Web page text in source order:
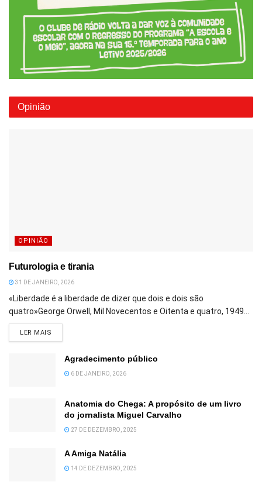
Opinião
OPINIÃO
Futurologia e tirania
31 DE JANEIRO, 2026
«Liberdade é a liberdade de dizer que dois e dois são
quatro»George Orwell, Mil Novecentos e Oitenta e quatro, 1949...
LER MAIS
Agradecimento público
6 DE JANEIRO, 2026
Anatomia do Chega: A propósito de um livro
do jornalista Miguel Carvalho
27 DE DEZEMBRO, 2025
A Amiga Natália
14 DE DEZEMBRO, 2025